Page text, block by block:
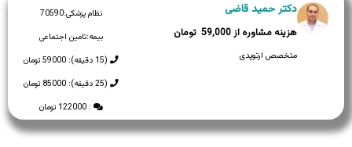
نظام پزشکی:70590
بیمه:تامین اجتماعی
(15 دقیقه): 59000 تومان
(25 دقیقه): 85000 تومان
: 122000 تومان
دکتر حمید قاضی
59,000
متخصص ارتوپدی